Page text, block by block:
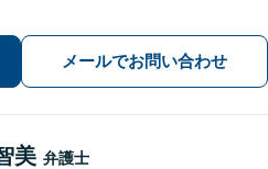
メールでお問い合わせ
美 弁護士